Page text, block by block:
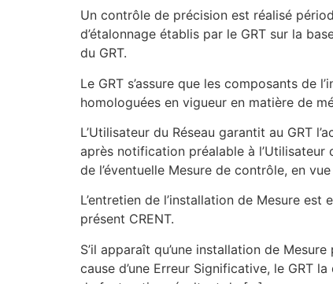
Un contrôle de précision est réalisé
d’étalonnage établis par le GRT sur la
du GRT.
Le GRT s’assure que les composants de
homologuées en vigueur en matière de
L’Utilisateur du Réseau garantit au GRT
après notification préalable à l’Utilisateur
de l’éventuelle Mesure de contrôle, en
L’entretien de l’installation de Mesure
présent CRENT.
S’il apparaît qu’une installation de
cause d’une Erreur Significative, le GRT